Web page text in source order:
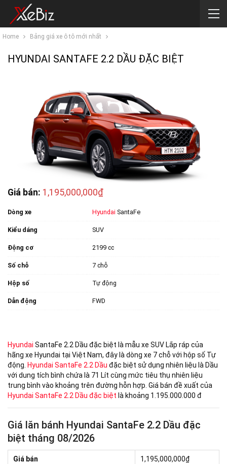
Home Bảng giá xe ô tô mới nhất
HYUNDAI SANTAFE 2.2 DẦU ĐẶC BIỆT
Giá bán: 1,195,000,000₫
Dòng xe Hyundai SantaFe
Kiểu dáng SUV
Động cơ 2199 cc
Số chỗ 7 chỗ
Hộp số Tự động
Dẫn động FWD
Hyundai SantaFe 2.2 Dầu đặc biệt là mẫu xe SUV Lắp ráp của
hãng xe Hyundai tại Việt Nam, đây là dòng xe 7 chỗ với hộp số Tự
động. Hyundai SantaFe 2.2 Dầu đặc biệt sử dụng nhiên liệu là Dầu
với dung tích bình chứa là 71 Lít cùng mức tiêu thụ nhiên liệu
trung bình vào khoảng trên đường hỗn hợp. Giá bán đề xuất của
Hyundai SantaFe 2.2 Dầu đặc biệt là khoảng 1.195.000.000 đ
Giá lăn bánh Hyundai SantaFe 2.2 Dầu đặc
biệt tháng 08/2026
Giá bán 1,195,000,000₫